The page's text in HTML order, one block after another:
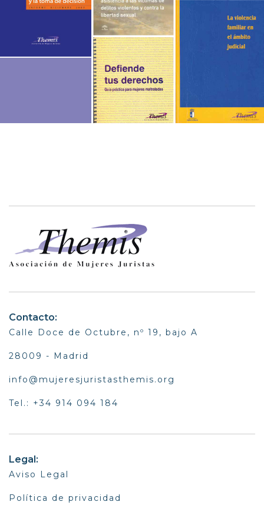
Contacto:
Calle Doce de Octubre, nº 19, bajo A
28009 - Madrid
info@mujeresjuristasthemis.org
Tel.: +34 914 094 184
Legal:
Aviso Legal
Política de privacidad